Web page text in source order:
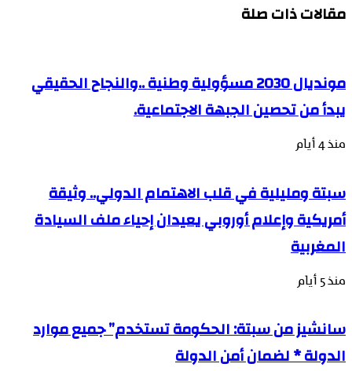
مقالات ذات صلة
مونديال 2030 مسؤولية وطنية ..والنجاح الحقيقي
يبدأ من تحصين الجبهة الاجتماعية.
منذ 4 أيام
سبتة ومليلية في قلب الاهتمام الدولي.. وثيقة
أمريكية وإعلام أوروبي يعيدان إحياء ملف السيادة
المغربية
منذ 5 أيام
سانشيز من سبتة: الحكومة تستخدم” جميع موارد
الدولة * لضمان أمن الدولة